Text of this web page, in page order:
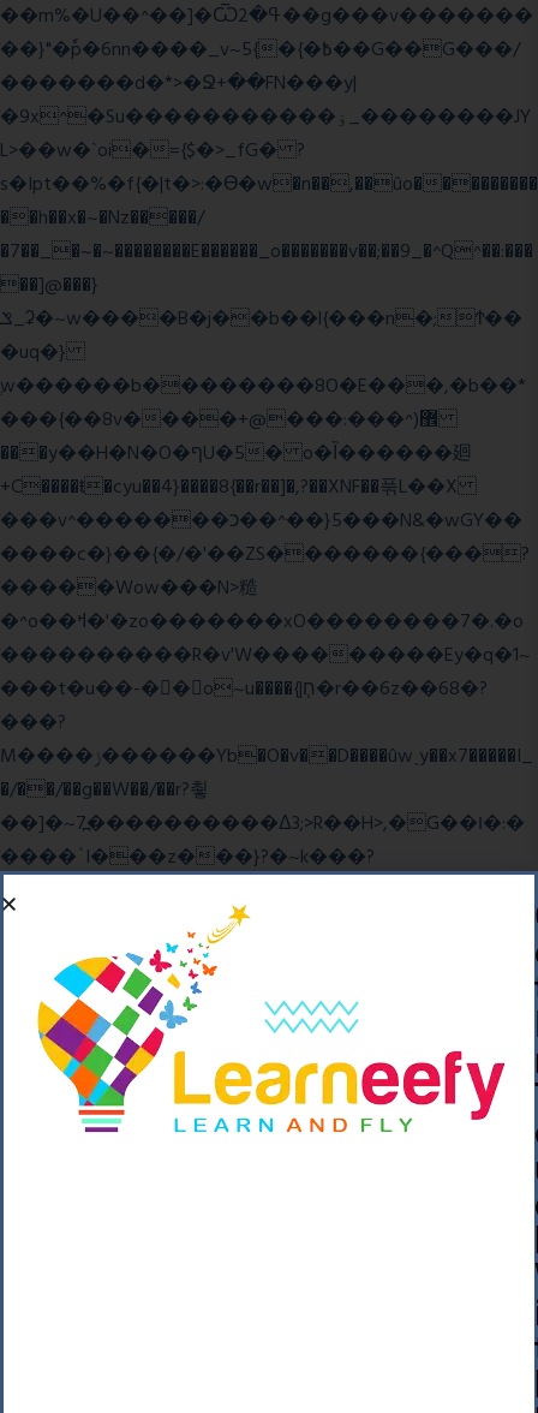
��m%�U��^��]�Ѿߟ�2��g���v�������
��}"�ٗp�6nn����_v~5{�{�߿��G��G���/
�������d�*>�Ջ+��FN���y|
�9x^�Su�����������ۏ_��������JY
L>��w�ˋoi�={$�>_fG� ?
s�Ipt��%�f{�|t�>:�ϴ�w�n��,��ûo���������
��h��x�~�Nz�����/
�7��_�~�~��������E������_o�������v��;��9_�^Q^��:���
��]@���}
ݏ_ʡ�~w����B�j��b��l{���n�;Ϯ��
�uq�}
ֲw������b��������8O�E���,�b��*
���{��8v����+@���:���^)޾
���y��H�N�O�ףU�5� o�Ȉ������廻
+C����ŧ�cyu��4}����8{��r��]�,?��XNF��푺L��X
���v^�������כ��^��}5���N&�wGY��
����c�}��{�/�'��ZS�������{���?
�����Wow���N>糙
�^o��ߞ�'�zo�������xO��������7�.�o
����������R�v'W���������Ey�q�1~
���t�u��-�� o~u����{|ח֧�r��6z��68�?
���?
M����ݫ������Yb�O�v��D����ûw˯y��x7�����I_
�/��/��g��W��/��r?쵷
��]�~7߽����������Δ3;>R��H>,�G��ו�:�
���� `I���z���}?�~k���?
��o��C���ǡ���,����*�3��#eۧ_>\��z
�K{DQg�Ϯ��]u��3o�V~�/��@��??
����Y�]�s�n���s
����p��|
��^��������$��ٽ�P���~��4���Snn^
$ ����Ogy/|>ڿ|�I��'A�n��1�$�}
=c"'��K���X�:��?j�ԫ��-